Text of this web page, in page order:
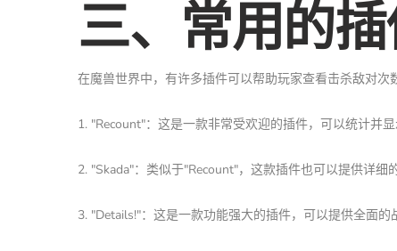
三、常用的
在魔兽世界中，有许多插件可以帮助玩家查看击杀敌对次
1. "Recount"：这是一款非常受欢迎的插件，可以统计并
2. "Skada"：类似于"Recount"，这款插件也可以提供详细
3. "Details!"：这是一款功能强大的插件，可以提供全面